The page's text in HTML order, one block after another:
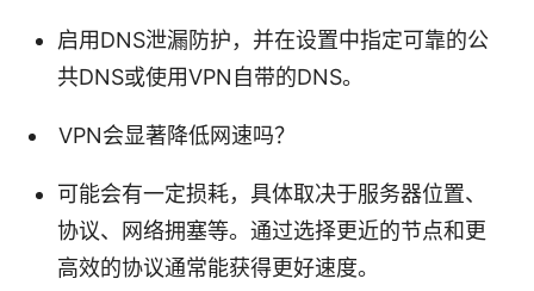
启用DNS泄漏防护，并在设置中指定可靠的公
共DNS或使用VPN自带的DNS。
VPN会显著降低网速吗？
可能会有一定损耗，具体取决于服务器位置、
协议、网络拥塞等。通过选择更近的节点和更
高效的协议通常能获得更好速度。